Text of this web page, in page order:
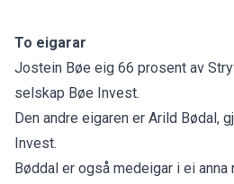
To eigarar
Jostein Bøe eig 66 prosent av
selskap Bøe Invest.
Den andre eigaren er Arild Bødal,
Invest.
Bøddal er også medeigar i ei